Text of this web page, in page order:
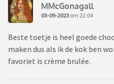
MMcGonagall
03-09-2023 om 22:04
Beste toetje is heel goede
maken dus als ik de kok ben
favoriet is crème brulée.